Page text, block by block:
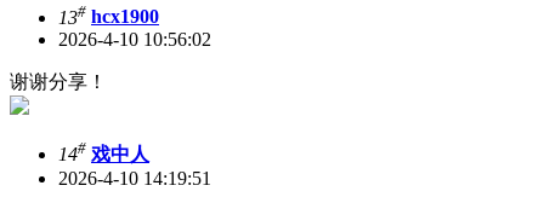
13# hcx1900
2026-4-10 10:56:02
谢谢分享！
14# 戏中人
2026-4-10 14:19:51